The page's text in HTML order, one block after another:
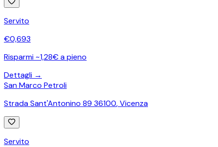
Servito
€0,693
Risparmi ~1,28€ a pieno
Dettagli →
San Marco Petroli
Strada Sant'Antonino 89 36100,Vicenza
Servito